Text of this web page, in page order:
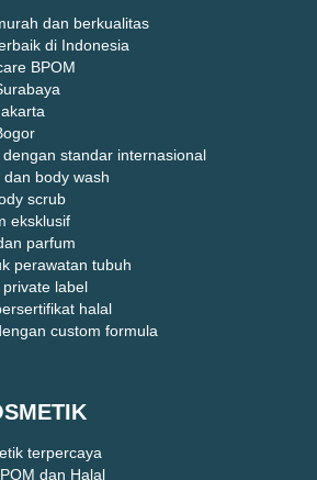
dan berkualitas
di Indonesia
BPOM
standar internasional
body wash
scrub
eksklusif
parfum
perawatan tubuh
label
halal
custom formula
terpercaya
dan Halal